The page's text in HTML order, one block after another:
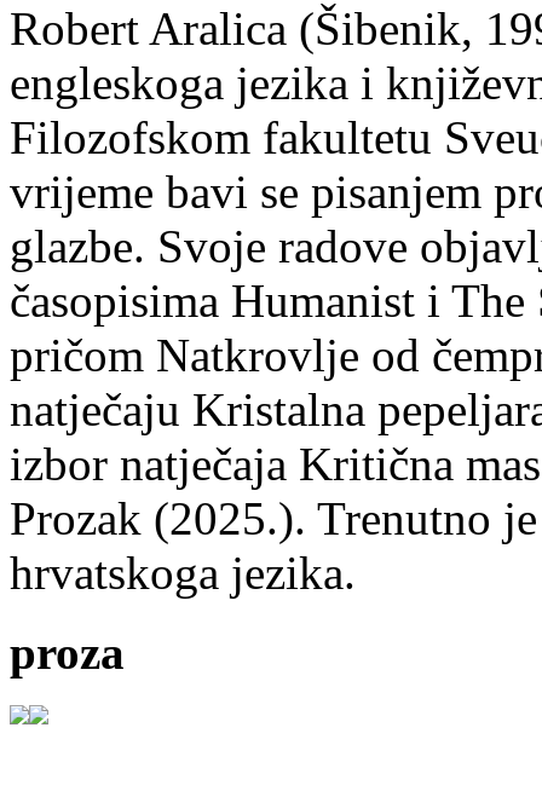
Robert Aralica (Šibenik,
engleskoga jezika i
Filozofskom fakultetu
vrijeme bavi se pisanjem
glazbe. Svoje radove
časopisima Humanist i
pričom Natkrovlje od
natječaju Kristalna
izbor natječaja Kritična
Prozak (2025.). Trenutno
hrvatskoga jezika.
proza